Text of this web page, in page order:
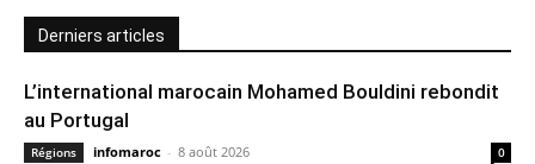
Derniers articles
L’international marocain Mohamed Bouldini rebondit
au Portugal
Régions infomaroc - 8 août 2026 0